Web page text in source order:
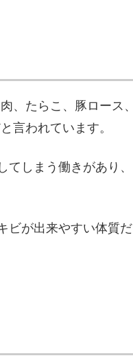
、たらこ、豚ロース、
言われています。
しまう働きがあり、
ビが出来やすい体質だ